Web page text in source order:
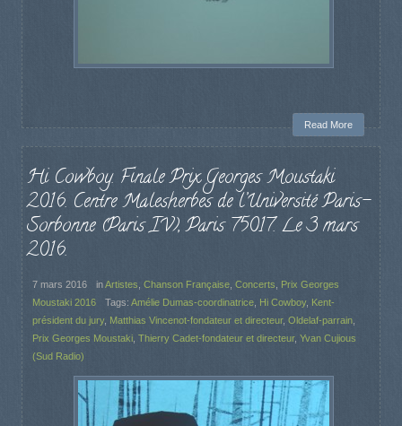
Read More
Hi Cowboy. Finale Prix Georges Moustaki
2016. Centre Malesherbes de l’Université Paris-
Sorbonne (Paris IV), Paris 75017. Le 3 mars
2016.
7 mars 2016 inArtistes Chanson Française Concerts
Prix Georges
Moustaki 2016
Tags: Amélie Dumas-coordinatrice Hi Cowboy, Kent-
président du jury, Matthias Vincenot-fondateur et directeur, Oldelaf-parrain
Prix Georges Moustaki Thierry Cadet-fondateur et directeur, Yvan Cujious
(Sud Radio)